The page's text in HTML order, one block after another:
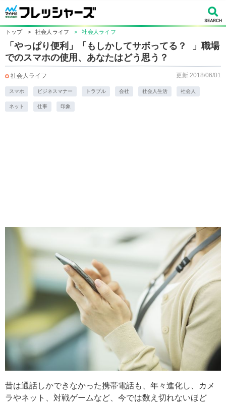
トップ > 社会人ライフ > 社会人ライフ
「やっぱり便利」「もしかしてサボってる？ 」職場
でのスマホの使用、あなたはどう思う？
社会人ライフ 更新:2018/06/01
スマホ ビジネスマナー トラブル 会社 社会人生活 社会人
ネット 仕事 印象
昔は通話しかできなかった携帯電話も、年々進化し、カメ
ラやネット、対戦ゲームなど、今では数え切れないほど